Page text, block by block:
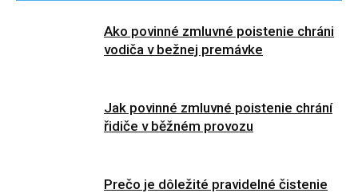
Ako povinné zmluvné poistenie chráni
vodiča v bežnej premávke
Jak povinné zmluvné poistenie chrání
řidiče v běžném provozu
Prečo je dôležité pravidelné čistenie